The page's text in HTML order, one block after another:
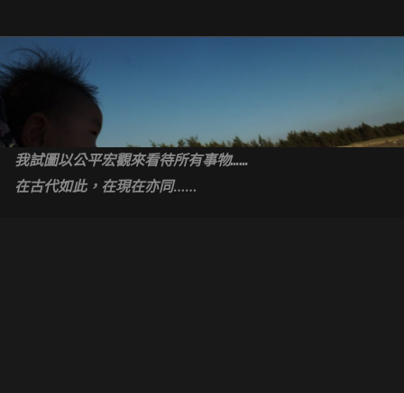
to
content
我試圖以公平宏觀來看待所有事物……
在古代如此，在現在亦同……